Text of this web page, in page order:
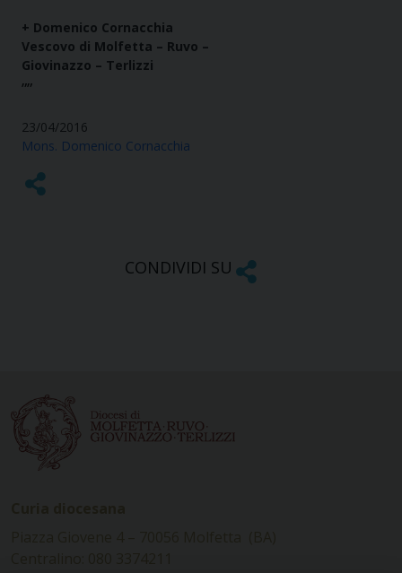
+ Domenico Cornacchia
Vescovo di Molfetta – Ruvo –
Giovinazzo – Terlizzi
””
23/04/2016
Mons. Domenico Cornacchia
CONDIVIDI SU